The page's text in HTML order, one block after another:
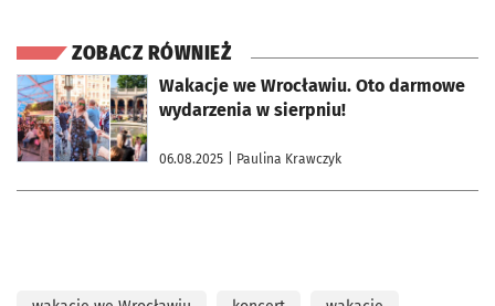
ZOBACZ RÓWNIEŻ
Wakacje we Wrocławiu. Oto darmowe
wydarzenia w sierpniu!
06.08.2025 | Paulina Krawczyk
otworzy się w nowej karcie